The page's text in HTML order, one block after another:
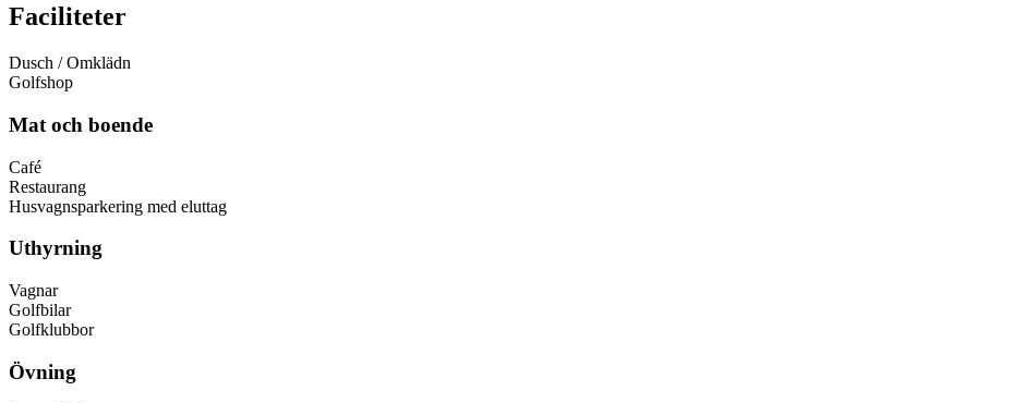
Faciliteter
Dusch / Omklädn
Golfshop
Mat och boende
Café
Restaurang
Husvagnsparkering med eluttag
Uthyrning
Vagnar
Golfbilar
Golfklubbor
Övning